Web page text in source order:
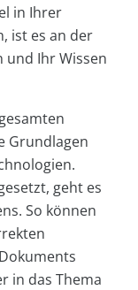
in Ihrer
ist es an der
und Ihr Wissen
Grundlagen
geht es
So können
in das Thema